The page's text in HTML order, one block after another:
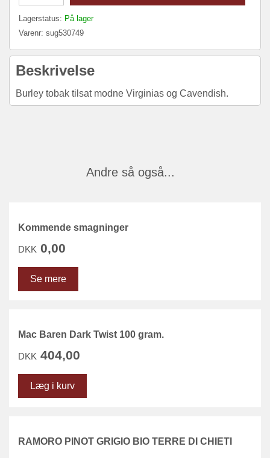
Lagerstatus: På lager
Varenr: sug530749
Beskrivelse
Burley tobak tilsat modne Virginias og Cavendish.
Andre så også...
Kommende smagninger
DKK 0,00
Se mere
Mac Baren Dark Twist 100 gram.
DKK 404,00
Læg i kurv
RAMORO PINOT GRIGIO BIO TERRE DI CHIETI